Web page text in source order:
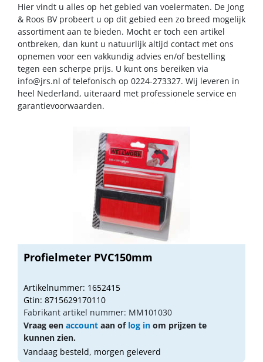
Hier vindt u alles op het gebied van voelermaten. De Jong
& Roos BV probeert u op dit gebied een zo breed mogelijk
assortiment aan te bieden. Mocht er toch een artikel
ontbreken, dan kunt u natuurlijk altijd contact met ons
opnemen voor een vakkundig advies en/of bestelling
tegen een scherpe prijs. U kunt ons bereiken via
info@jrs.nl of telefonisch op 0224-273327. Wij leveren in
heel Nederland, uiteraard met professionele service en
garantievoorwaarden.
Profielmeter PVC150mm
Artikelnummer: 1652415
Gtin: 8715629170110
Fabrikant artikel nummer: MM101030
Vraag een account aan of log in om prijzen te
kunnen zien.
Vandaag besteld, morgen geleverd